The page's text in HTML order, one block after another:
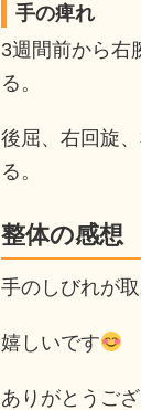
手の痺れ
3週間前から右
る。
後屈、右回旋
る。
整体の感想
手のしびれが取
嬉しいです
ありがとうご